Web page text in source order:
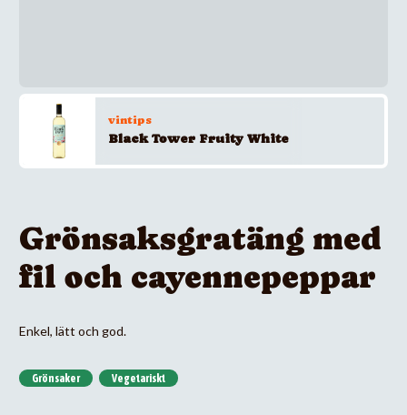
vintips
Black Tower Fruity White
Grönsaksgratäng med
fil och cayennepeppar
Enkel, lätt och god.
Grönsaker Vegetariskt